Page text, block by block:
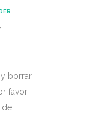
borrar
favor,
de